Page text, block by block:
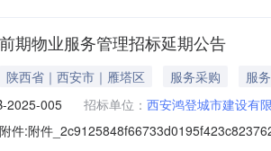
期物业服务管理招标延期公告
陕西省｜西安市｜雁塔区 服务采购
服务
2025-005 招标单位： 西安鸿登城市建设有
件:附件